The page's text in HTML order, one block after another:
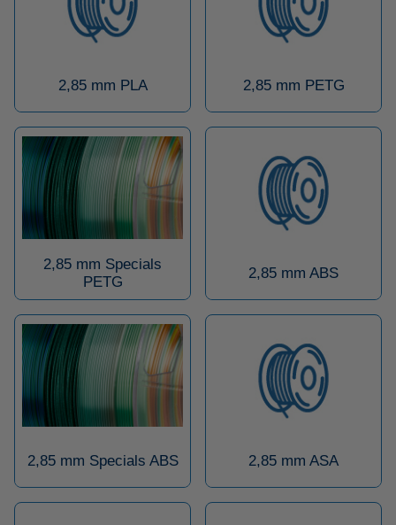
2,85 mm PLA 2,85 mm PETG
2,85 mm Specials
PETG
2,85 mm ABS
2,85 mm Specials ABS 2,85 mm ASA